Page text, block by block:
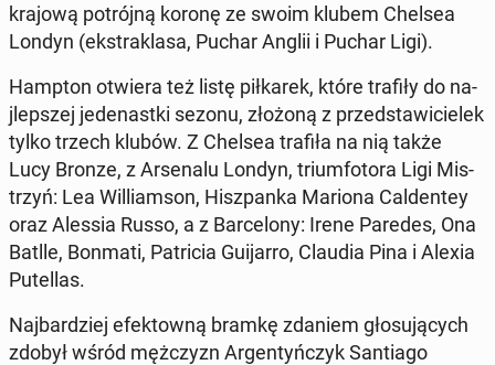
krajową potrójną koronę ze swoim klubem Chelsea
Londyn (ek­strak­lasa, Puchar Anglii i Puchar Ligi).
Hampton otwiera też listę piłkarek, które trafiły do na­
jlep­szej je­de­nast­ki sezonu, złożoną z przed­staw­icielek
tylko trzech klubów. Z Chelsea trafiła na nią także
Lucy Bronze, z Ar­se­nalu Londyn, tri­um­fo­to­ra Ligi Mis­
trzyń: Lea Williamson, Hisz­pan­ka Mariona Caldentey
oraz Alessia Russo, a z Barcelony: Irene Paredes, Ona
Batlle, Bonmati, Pa­tri­cia Gui­jar­ro, Claudia Pina i Alexia
Putel­las.
Na­jbardziej efek­towną bramkę zdaniem gło­su­ją­cych
zdobył wśród mężczyzn Ar­gen­tyńczyk San­ti­a­go